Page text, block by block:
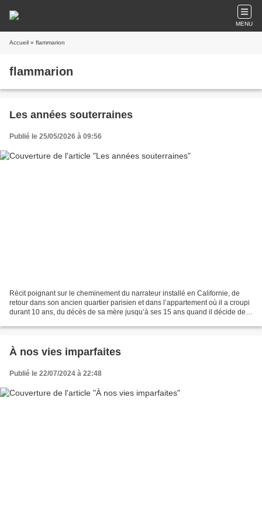
MENU
Accueil » flammarion
flammarion
Les années souterraines
Publié le 25/05/2026 à 09:56
Récit poignant sur le cheminement du narrateur installé en Californie, de
retour dans son ancien quartier parisien et dans l’appartement où il a croupi
durant 10 ans, du décès de sa mère jusqu’à ses 15 ans quand il décide de
À nos vies imparfaites
Publié le 22/07/2024 à 22:48